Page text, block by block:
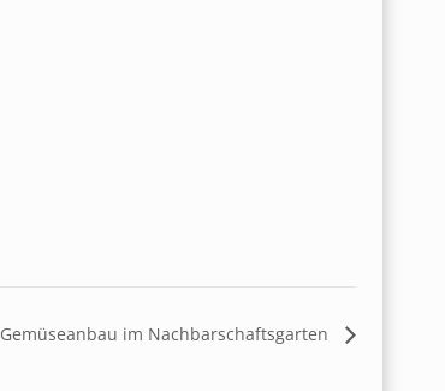
Gemüseanbau im Nachbarschaftsgarten